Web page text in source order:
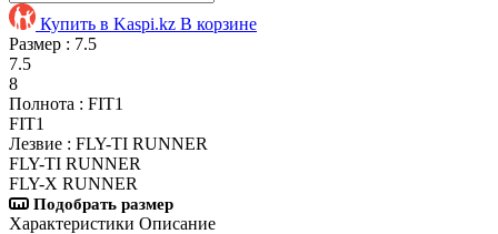
Купить в Kaspi.kz В корзине
Размер : 7.5
7.5
8
Полнота : FIT1
FIT1
Лезвие : FLY-TI RUNNER
FLY-TI RUNNER
FLY-X RUNNER
Подобрать размер
Характеристики Описание